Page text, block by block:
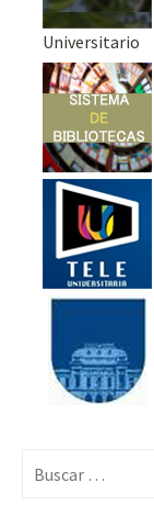
Universitario